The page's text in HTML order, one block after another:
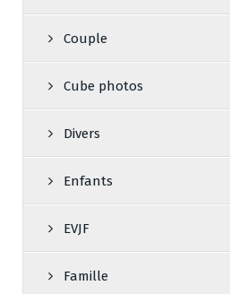
Couple
Cube photos
Divers
Enfants
EVJF
Famille